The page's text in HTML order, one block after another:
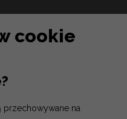
cookie
przechowywane na